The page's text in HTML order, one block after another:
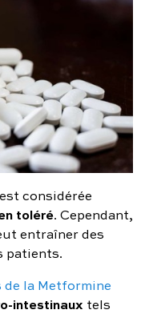
considérée
toléré. Cependant,
entraîner des
patients.
la Metformine
intestinaux tels